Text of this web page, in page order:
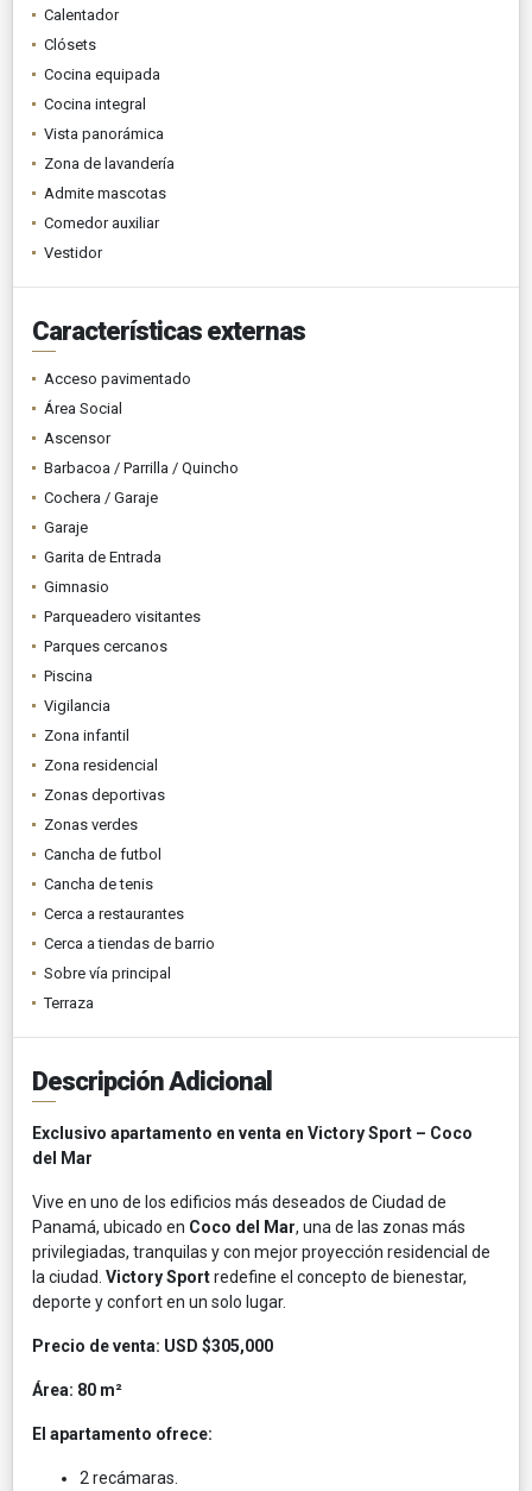
Calentador
Clósets
Cocina equipada
Cocina integral
Vista panorámica
Zona de lavandería
Admite mascotas
Comedor auxiliar
Vestidor
Características externas
Acceso pavimentado
Área Social
Ascensor
Barbacoa / Parrilla / Quincho
Cochera / Garaje
Garaje
Garita de Entrada
Gimnasio
Parqueadero visitantes
Parques cercanos
Piscina
Vigilancia
Zona infantil
Zona residencial
Zonas deportivas
Zonas verdes
Cancha de futbol
Cancha de tenis
Cerca a restaurantes
Cerca a tiendas de barrio
Sobre vía principal
Terraza
Descripción Adicional
Exclusivo apartamento en venta en Victory Sport – Coco
del Mar
Vive en uno de los edificios más deseados de Ciudad de
Panamá, ubicado en Coco del Mar, una de las zonas más
privilegiadas, tranquilas y con mejor proyección residencial de
la ciudad. Victory Sportredefine el concepto de bienestar,
deporte y confort en un solo lugar.
Precio de venta: USD $305,000
Área: 80 m²
El apartamento ofrece:
2 recámaras.